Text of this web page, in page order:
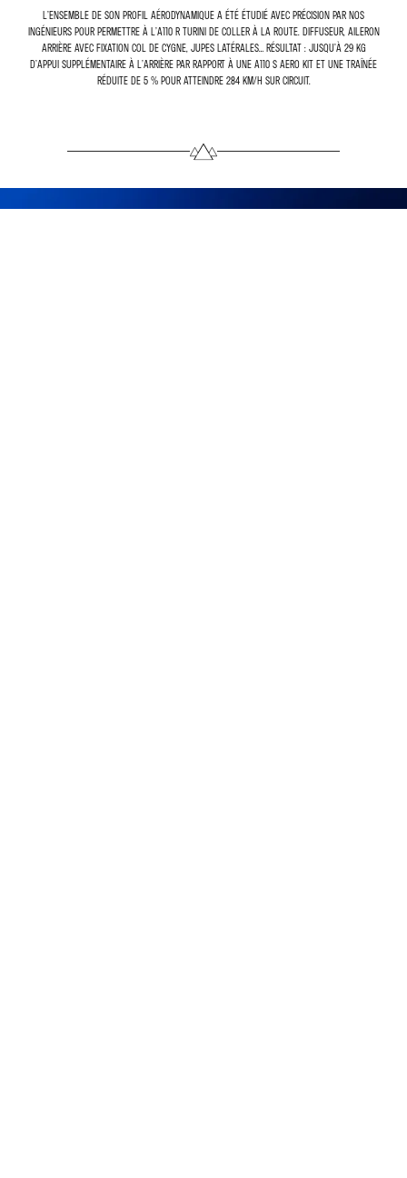
L’ensemble de son profil aérodynamique a été étudié avec précision par nos
ingénieurs pour permettre à l’A110 R Turini de coller à la route. Diffuseur, aileron
arrière avec fixation col de cygne, jupes latérales… Résultat : jusqu’à 29 kg
d’appui supplémentaire à l’arrière par rapport à une A110 S Aero Kit et une traînée
réduite de 5 % pour atteindre 284 km/h sur circuit.